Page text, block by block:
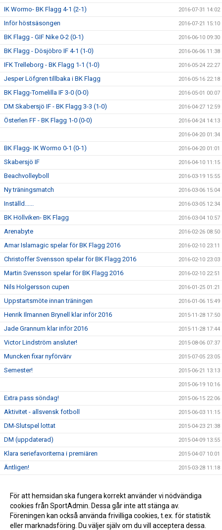
IK Wormo- BK Flagg 4-1 (2-1) 2016-07-31 14:02
Inför höstsäsongen 2016-07-21 15:10
BK Flagg - GIF Nike 0-2 (0-1) 2016-06-10 09:30
BK Flagg - Dösjöbro IF 4-1 (1-0) 2016-06-06 11:38
IFK Trelleborg - BK Flagg 1-1 (1-0) 2016-05-24 22:27
Jesper Löfgren tillbaka i BK Flagg 2016-05-16 22:18
BK Flagg-Tomelilla IF 3-0 (0-0) 2016-05-01 00:07
DM Skabersjö IF - BK Flagg 3-3 (1-0) 2016-04-27 12:59
Österlen FF - BK Flagg 1-0 (0-0) 2016-04-24 14:13
2016-04-20 01:34
BK Flagg- IK Wormo 0-1 (0-1) 2016-04-20 01:01
Skabersjö IF 2016-04-10 11:15
Beachvolleyboll 2016-03-19 15:55
Ny träningsmatch 2016-03-06 15:04
Inställd...... 2016-03-05 12:34
BK Höllviken- BK Flagg 2016-03-04 10:57
Arenabyte 2016-02-26 08:50
Amar Islamagic spelar för BK Flagg 2016 2016-02-10 23:11
Christoffer Svensson spelar för BK Flagg 2016 2016-02-10 23:03
Martin Svensson spelar för BK Flagg 2016 2016-02-10 22:51
Nils Holgersson cupen 2016-01-25 01:21
Uppstartsmöte innan träningen 2016-01-06 15:49
Henrik Ilmannen Brynell klar inför 2016 2015-11-28 17:50
Jade Grannum klar inför 2016 2015-11-28 17:44
Victor Lindström ansluter! 2015-08-06 07:37
Muncken fixar nyförvärv 2015-07-05 23:05
Semester! 2015-06-21 13:13
2015-06-19 10:16
Extra pass söndag! 2015-06-15 22:06
Aktivitet - allsvensk fotboll 2015-06-03 11:15
DM-Slutspel lottat 2015-04-23 21:38
DM (uppdaterad) 2015-04-09 13:55
Klara seriefavoriterna i premiären 2015-04-07 10:01
Äntligen! 2015-03-28 11:18
Familjen Körseus har fått tillökning... 2015-03-12 13:33
Kvartsfinal i Malmömästerskapet 2015-03-12 13:32
För att hemsidan ska fungera korrekt använder vi nödvändiga
cookies från SportAdmin. Dessa går inte att stänga av.
Föreningen kan också använda frivilliga cookies, t.ex. för statistik
eller marknadsföring. Du väljer själv om du vill acceptera dessa.